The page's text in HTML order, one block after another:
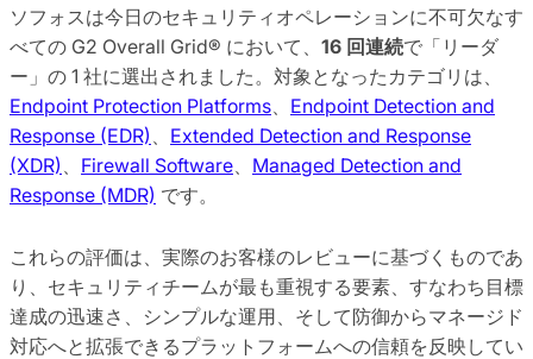
ソフォスは今日のセキュリティオペレーションに不可欠なす
べての G2 Overall Grid® において、 16 回連続で「リーダ
ー」の 1 社に選出されました。対象となったカテゴリは、
Endpoint Protection Platforms
Endpoint Detection and
Response (EDR)
Extended Detection and Response
(XDR)
Firewall Software
Managed Detection and
Response (MDR) です。
これらの評価は、実際のお客様のレビューに基づくものであ
り、セキュリティチームが最も重視する要素、すなわち目標
達成の迅速さ、シンプルな運用、そして防御からマネージド
対応へと拡張できるプラットフォームへの信頼を反映してい